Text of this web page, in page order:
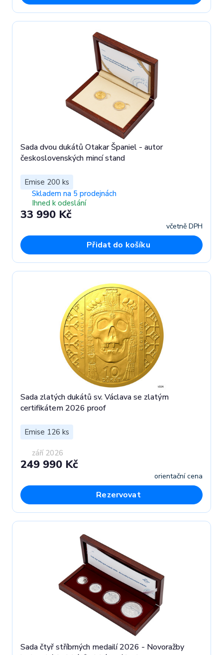
Sada dvou dukátů Otakar Španiel - autor
československých mincí stand
Emise 200 ks
Skladem na 5 prodejnách
Ihned k odeslání
33 990 Kč
včetně DPH
Přidat do košíku
Sada zlatých dukátů sv. Václava se zlatým
certifikátem 2026 proof
Emise 126 ks
září 2026
249 990 Kč
orientační cena
Rezervovat
Sada čtyř stříbrných medailí 2026 - Novoražby